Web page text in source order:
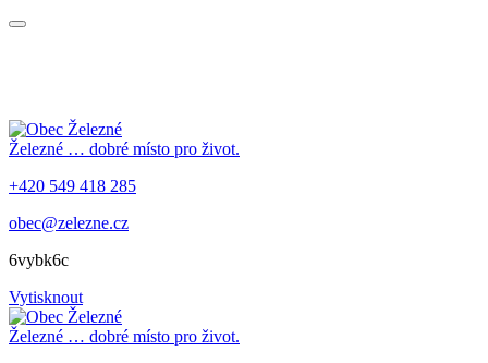
Železné … dobré místo pro život.
+420 549 418 285
obec@zelezne.cz
6vybk6c
Vytisknout
Železné … dobré místo pro život.